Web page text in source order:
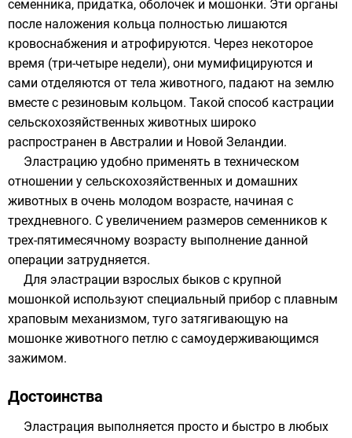
семенника, придатка, оболочек и мошонки. Эти органы
после наложения кольца полностью лишаются
кровоснабжения и атрофируются. Через некоторое
время (три-четыре недели), они мумифицируются и
сами отделяются от тела животного, падают на землю
вместе с резиновым кольцом. Такой способ кастрации
сельскохозяйственных животных широко
распространен в Австралии и Новой Зеландии.
Эластрацию удобно применять в техническом
отношении у сельскохозяйственных и домашних
животных в очень молодом возрасте, начиная с
трехдневного. С увеличением размеров семенников к
трех-пятимесячному возрасту выполнение данной
операции затрудняется.
Для эластрации взрослых быков с крупной
мошонкой используют специальный прибор с плавным
храповым механизмом, туго затягивающую на
мошонке животного петлю с самоудерживающимся
зажимом.
Достоинства
Эластрация выполняется просто и быстро в любых